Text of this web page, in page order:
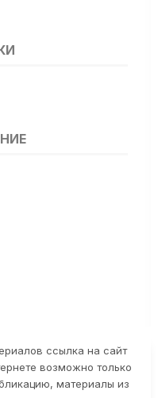
ссылка на сайт
возможно только
материалы из